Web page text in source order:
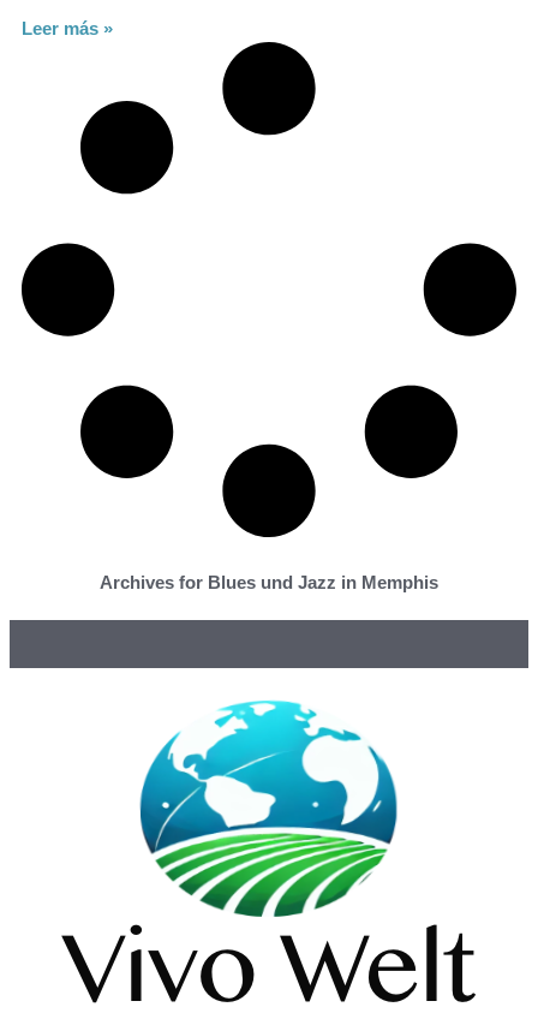
Leer más »
Archives for Blues und Jazz in Memphis